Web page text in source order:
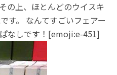
の上、ほとんどのウイスキ
す。 なんてすごいフェアー
なしです！[emoji:e-451]